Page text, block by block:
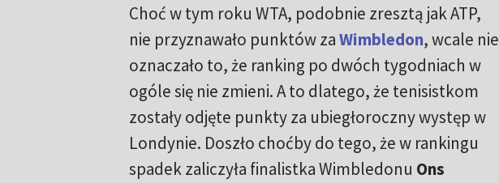
Choć w tym roku WTA, podobnie zresztą jak ATP,
nie przyznawało punktów zaWimbledon, wcale nie
oznaczało to, że ranking po dwóch tygodniach w
ogóle się nie zmieni. A to dlatego, że tenisistkom
zostały odjęte punkty za ubiegłoroczny występ w
Londynie. Doszło choćby do tego, że w rankingu
spadek zaliczyła finalistka Wimbledonu Ons